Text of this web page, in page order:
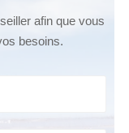
afin que vous
besoins.